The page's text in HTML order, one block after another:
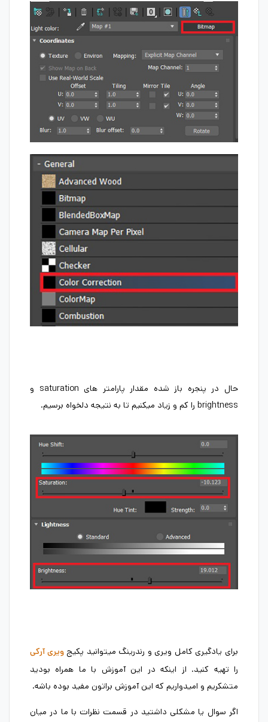
حال در پنجره باز شده مقدار پارامتر های saturation و
brightness را کم و زیاد میکنیم تا به نتیجه دلخواه برسیم.
برای یادگیری کامل ویری و رندرینگ میتوانید پکیجویری آرکی
را تهیه کنید. از اینکه در این آموزش با ما همراه بودید
متشکریم و امیدواریم که این آموزش براتون مفید بوده باشه.
اگر سوال یا مشکلی داشتید در قسمت نظرات با ما در میان